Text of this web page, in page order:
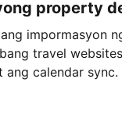
property
impormasyon
travel
calendar sync.